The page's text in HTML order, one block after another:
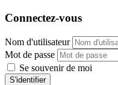
Connectez-vous
Nom d'utilisateur
Mot de passe
Se souvenir de moi
S'identifier